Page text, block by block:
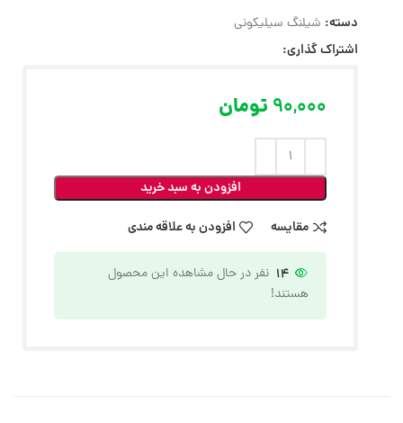
دسته: شیلنگ سیلیکونی
اشتراک گذاری:
90,000 تومان
افزودن به سبد خرید
مقایسه
افزودن به علاقه مندی
14 نفر در حال مشاهده این محصول
هستند!